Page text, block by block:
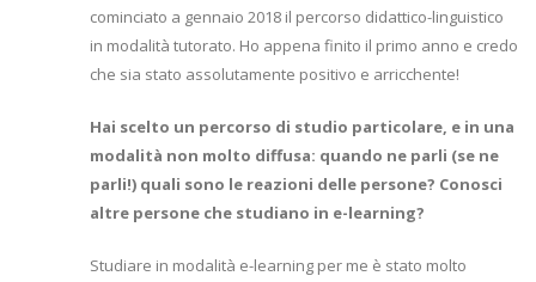
cominciato a gennaio 2018 il percorso didattico-linguistico
in modalità tutorato. Ho appena finito il primo anno e credo
che sia stato assolutamente positivo e arricchente!
Hai scelto un percorso di studio particolare, e in una
modalità non molto diffusa: quando ne parli (se ne
parli!) quali sono le reazioni delle persone? Conosci
altre persone che studiano in e-learning?
Studiare in modalità e-learning per me è stato molto